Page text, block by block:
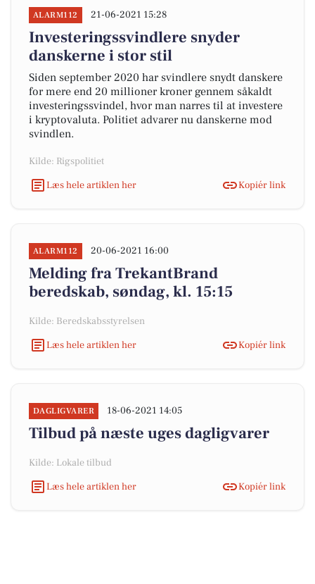
ALARM112 21-06-2021 15:28
Investeringssvindlere snyder
danskerne i stor stil
Siden september 2020 har svindlere snydt danskere
for mere end 20 millioner kroner gennem såkaldt
investeringssvindel, hvor man narres til at investere
i kryptovaluta. Politiet advarer nu danskerne mod
svindlen.
Kilde: Rigspolitiet
Læs hele artiklen her
Kopiér link
ALARM112 20-06-2021 16:00
Melding fra TrekantBrand
beredskab, søndag, kl. 15:15
Kilde: Beredskabsstyrelsen
Læs hele artiklen her
Kopiér link
DAGLIGVARER 18-06-2021 14:05
Tilbud på næste uges dagligvarer
Kilde: Lokale tilbud
Læs hele artiklen her
Kopiér link